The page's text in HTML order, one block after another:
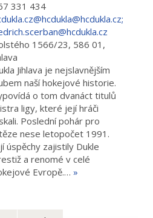
331 434
1566/23, 586 01,
Jihlava je nejslavnějším
naší hokejové historie.
o tom dvanáct titulů
ligy, které její hráči
Poslední pohár pro
nese letopočet 1991.
úspěchy zajistily Dukle
a renomé v celé
Evropě.… »